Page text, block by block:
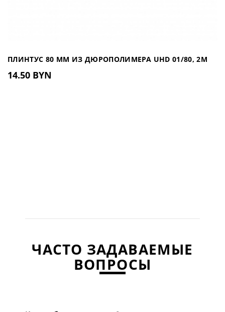
ПЛИНТУС 80 ММ ИЗ ДЮРОПОЛИМЕРА UHD 01/80, 2М
14.50 BYN
ЧАСТО ЗАДАВАЕМЫЕ
ВОПРОСЫ